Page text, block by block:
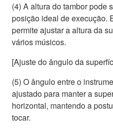
(4) A altura do tambor pode
posição ideal de execução.
permite ajustar a altura da
vários músicos.
[Ajuste do ângulo da
(5) O ângulo entre o
ajustado para manter a
horizontal, mantendo a
tocar.